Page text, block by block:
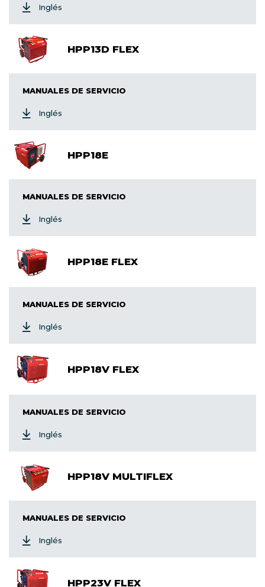
Inglés
HPP13D FLEX
MANUALES DE SERVICIO
Inglés
HPP18E
MANUALES DE SERVICIO
Inglés
HPP18E FLEX
MANUALES DE SERVICIO
Inglés
HPP18V FLEX
MANUALES DE SERVICIO
Inglés
HPP18V MULTIFLEX
MANUALES DE SERVICIO
Inglés
HPP23V FLEX